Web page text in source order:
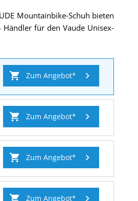
Mountainbike-Schuh bieten
für den Vaude Unisex-
Zum Angebot
Zum Angebot
Zum Angebot
Zum Angebot